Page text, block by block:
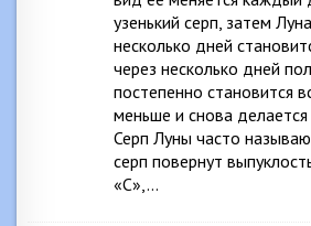
узенький серп, затем
несколько дней
через несколько дней
постепенно становится
меньше и снова
Серп Луны часто
серп повернут
«С»,…